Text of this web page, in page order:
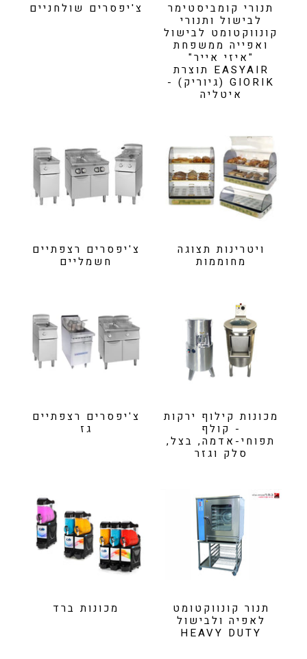
תנורי קומביסטימר
לבישול ותנורי
קונווקטומט לבישול
ואפייה ממשפחת
"איזי אייר"
EASYAIR תוצרת
GIORIK (גיוריק) -
איטליה
צ'יפסרים שולחניים
ויטרינות תצוגה
מחוממות
צ'יפסרים רצפתיים
חשמליים
מכונות קילוף ירקות
- קולף
תפוחי-אדמה, בצל,
סלק וגזר
צ'יפסרים רצפתיים
גז
תנור קונווקטומט
לאפיה ולבישול
HEAVY DUTY
מכונות ברד